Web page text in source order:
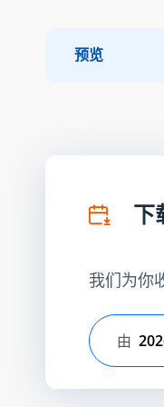
预览
下
我们为你
选择
由